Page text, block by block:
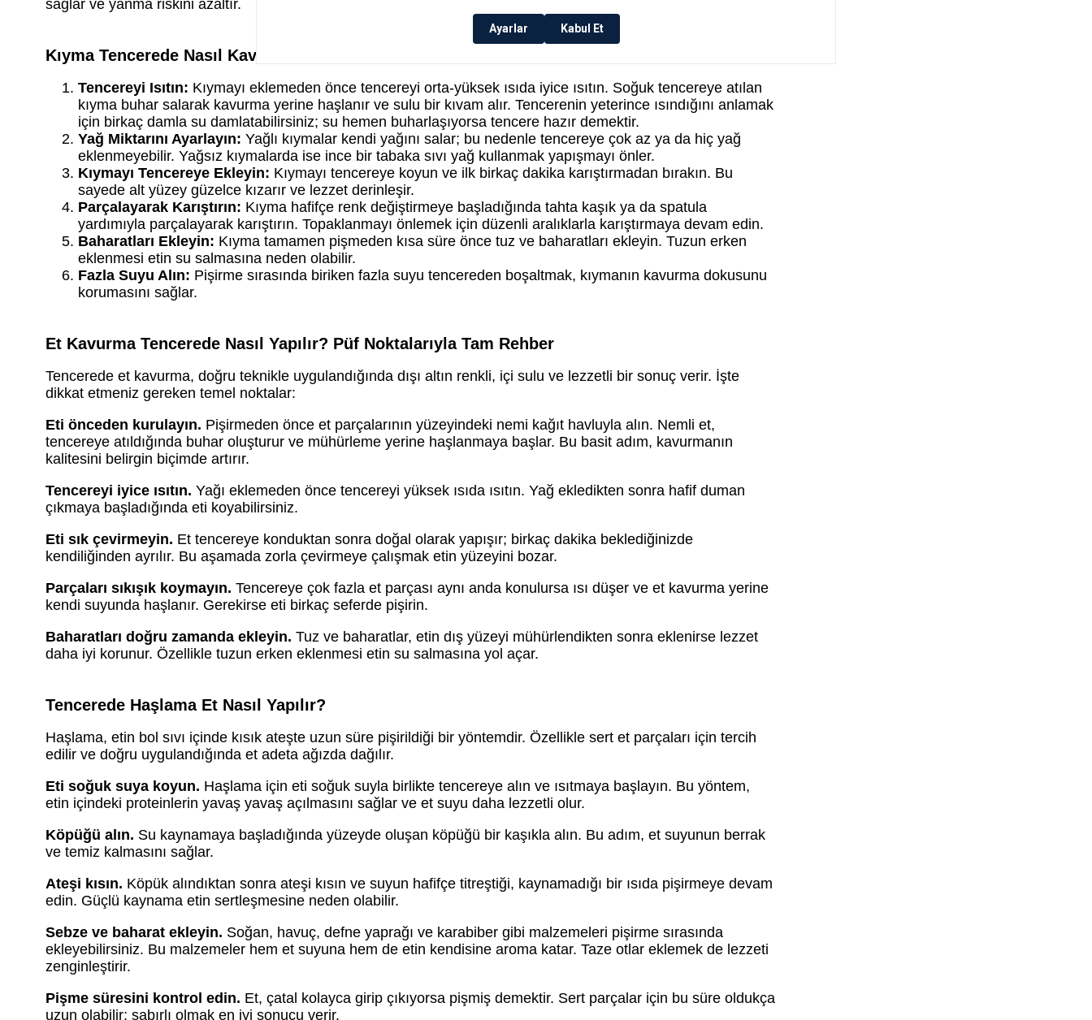
sağlar ve yanma riskini azaltır.
Kıyma Tencerede Nasıl Kavrulur? Adım Adım Anlatım
Tencereyi Isıtın: Kıymayı eklemeden önce tencereyi orta-yüksek ısıda iyice ısıtın. Soğuk tencereye atılan
kıyma buhar salarak kavurma yerine haşlanır ve sulu bir kıvam alır. Tencerenin yeterince ısındığını anlamak
için birkaç damla su damlatabilirsiniz; su hemen buharlaşıyorsa tencere hazır demektir.
Yağ Miktarını Ayarlayın: Yağlı kıymalar kendi yağını salar; bu nedenle tencereye çok az ya da hiç yağ
eklenmeyebilir. Yağsız kıymalarda ise ince bir tabaka sıvı yağ kullanmak yapışmayı önler.
Kıymayı Tencereye Ekleyin: Kıymayı tencereye koyun ve ilk birkaç dakika karıştırmadan bırakın. Bu
sayede alt yüzey güzelce kızarır ve lezzet derinleşir.
Parçalayarak Karıştırın: Kıyma hafifçe renk değiştirmeye başladığında tahta kaşık ya da spatula
yardımıyla parçalayarak karıştırın. Topaklanmayı önlemek için düzenli aralıklarla karıştırmaya devam edin.
Baharatları Ekleyin: Kıyma tamamen pişmeden kısa süre önce tuz ve baharatları ekleyin. Tuzun erken
eklenmesi etin su salmasına neden olabilir.
Fazla Suyu Alın: Pişirme sırasında biriken fazla suyu tencereden boşaltmak, kıymanın kavurma dokusunu
korumasını sağlar.
Et Kavurma Tencerede Nasıl Yapılır? Püf Noktalarıyla Tam Rehber
Tencerede et kavurma, doğru teknikle uygulandığında dışı altın renkli, içi sulu ve lezzetli bir sonuç verir. İşte
dikkat etmeniz gereken temel noktalar:
Eti önceden kurulayın. Pişirmeden önce et parçalarının yüzeyindeki nemi kağıt havluyla alın. Nemli et,
tencereye atıldığında buhar oluşturur ve mühürleme yerine haşlanmaya başlar. Bu basit adım, kavurmanın
kalitesini belirgin biçimde artırır.
Tencereyi iyice ısıtın. Yağı eklemeden önce tencereyi yüksek ısıda ısıtın. Yağ ekledikten sonra hafif duman
çıkmaya başladığında eti koyabilirsiniz.
Eti sık çevirmeyin. Et tencereye konduktan sonra doğal olarak yapışır; birkaç dakika beklediğinizde
kendiliğinden ayrılır. Bu aşamada zorla çevirmeye çalışmak etin yüzeyini bozar.
Parçaları sıkışık koymayın. Tencereye çok fazla et parçası aynı anda konulursa ısı düşer ve et kavurma yerine
kendi suyunda haşlanır. Gerekirse eti birkaç seferde pişirin.
Baharatları doğru zamanda ekleyin. Tuz ve baharatlar, etin dış yüzeyi mühürlendikten sonra eklenirse lezzet
daha iyi korunur. Özellikle tuzun erken eklenmesi etin su salmasına yol açar.
Tencerede Haşlama Et Nasıl Yapılır?
Haşlama, etin bol sıvı içinde kısık ateşte uzun süre pişirildiği bir yöntemdir. Özellikle sert et parçaları için tercih
edilir ve doğru uygulandığında et adeta ağızda dağılır.
Eti soğuk suya koyun. Haşlama için eti soğuk suyla birlikte tencereye alın ve ısıtmaya başlayın. Bu yöntem,
etin içindeki proteinlerin yavaş yavaş açılmasını sağlar ve et suyu daha lezzetli olur.
Köpüğü alın. Su kaynamaya başladığında yüzeyde oluşan köpüğü bir kaşıkla alın. Bu adım, et suyunun berrak
ve temiz kalmasını sağlar.
Ateşi kısın. Köpük alındıktan sonra ateşi kısın ve suyun hafifçe titreştiği, kaynamadığı bir ısıda pişirmeye devam
edin. Güçlü kaynama etin sertleşmesine neden olabilir.
Sebze ve baharat ekleyin. Soğan, havuç, defne yaprağı ve karabiber gibi malzemeleri pişirme sırasında
ekleyebilirsiniz. Bu malzemeler hem et suyuna hem de etin kendisine aroma katar. Taze otlar eklemek de lezzeti
zenginleştirir.
Pişme süresini kontrol edin. Et, çatal kolayca girip çıkıyorsa pişmiş demektir. Sert parçalar için bu süre oldukça
uzun olabilir; sabırlı olmak en iyi sonucu verir.